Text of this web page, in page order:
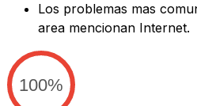
Los problemas mas
area mencionan Internet.
100%